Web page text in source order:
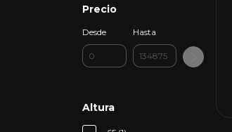
Precio
Desde Hasta
Altura